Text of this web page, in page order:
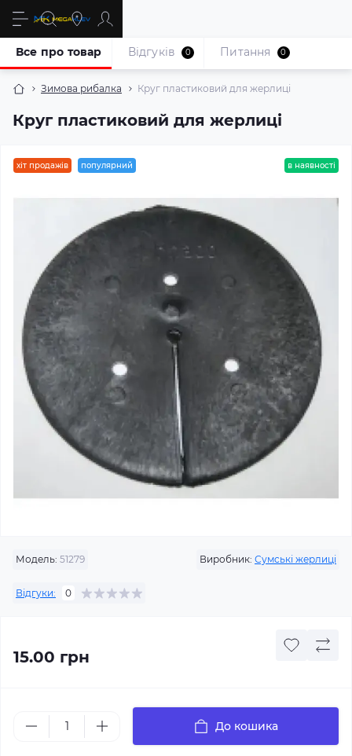
Зимова рибалка Круг пластиковий для жерлиці
Круг пластиковий для жерлиці
Все про товар Відгуків 0 Питання 0
хіт продажів популярний в наявності
Модель: 51279 Виробник: Сумські жерлиці
Відгуки: 0
15.00 грн
До кошика